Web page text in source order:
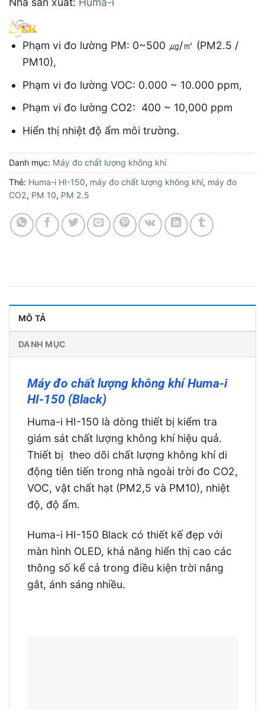
Phạm vi đo lường PM: 0~500 ㎍/㎥ (PM2.5 /
PM10),
Phạm vi đo lường VOC: 0.000 ~ 10.000 ppm,
Phạm vi đo lường CO2: 400 ~ 10,000 ppm
Hiển thị nhiệt độ ẩm môi trường.
Danh mục: Máy đo chất lượng không khí
Thẻ: Huma-i HI-150, máy đo chất lượng không khí, máy đo
CO2, PM 10, PM 2.5
MÔ TẢ
DANH MỤC
Máy đo chất lượng không khí Huma-i
HI-150 (Black)
Huma-i HI-150 là dòng thiết bị kiểm tra
giám sát chất lượng không khí hiệu quả.
Thiết bị theo dõi chất lượng không khí di
động tiên tiến trong nhà ngoài trời đo CO2,
VOC, vật chất hạt (PM2,5 và PM10), nhiệt
độ, độ ẩm.
Huma-i HI-150 Black có thiết kế đẹp với
màn hình OLED, khả năng hiển thị cao các
thông số kể cả trong điều kiện trời nắng
gắt, ánh sáng nhiều.